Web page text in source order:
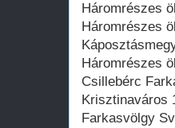
Háromrészes
Háromrészes
Háromrészes
Csillebérc
Krisztinaváros
Farkasvölgy